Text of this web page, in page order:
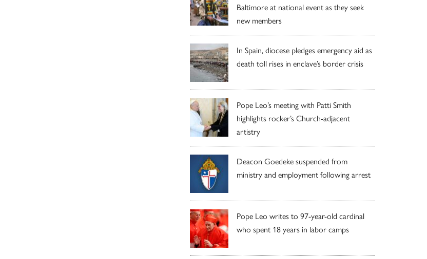
Baltimore at national event as they seek
new members
In Spain, diocese pledges emergency aid as
death toll rises in enclave’s border crisis
Pope Leo’s meeting with Patti Smith
highlights rocker’s Church-adjacent
artistry
Deacon Goedeke suspended from
ministry and employment following arrest
Pope Leo writes to 97-year-old cardinal
who spent 18 years in labor camps